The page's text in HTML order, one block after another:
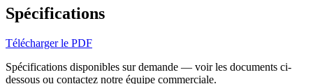
Spécifications
Télécharger le PDF
Spécifications disponibles sur demande — voir les documents ci-
dessous ou contactez notre équipe commerciale.